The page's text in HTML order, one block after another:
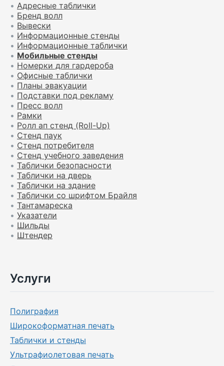
• Адресные таблички
• Бренд волл
• Вывески
• Информационные стенды
• Информационные таблички
• Мобильные стенды
• Номерки для гардероба
• Офисные таблички
• Планы эвакуации
• Подставки под рекламу
• Пресс волл
• Рамки
• Ролл ап стенд (Roll-Up)
• Стенд паук
• Стенд потребителя
• Стенд учебного заведения
• Таблички безопасности
• Таблички на дверь
• Таблички на здание
• Таблички со шрифтом Брайля
• Тантамареска
• Указатели
• Шильды
• Штендер
Услуги
Полиграфия
Широкоформатная печать
Таблички и стенды
Ультрафиолетовая печать